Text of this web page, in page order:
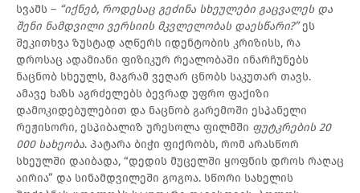
სვამს – “იქნებ, როდესაც გეძინა სხეულები გაცვალეს და
შენი ნამდვილი ვერსიის მკვლელობას დაესწარი?”ეს
შეკითხვა ზუსტად აღწერს იდენტობის კრიზისს, რა
დროსაც ადამიანი ფიზიკურ რეალობაში ინარჩუნებს
ნაცნობ სხეულს, მაგრამ ვეღარ ცნობს საკუთარ თავს.
ამავე ხაზს აგრძელებს ბევრად უფრო ფაქიზი
დამოკიდებულებით და ნაცნობ გარემოში ესპანელი
რეჟისორი, ესპიბალიზ ურესოლა ფილმში ფუტკრების 20
000 სახეობა. Პატარა ბიჭი ფიქრობს, რომ არასწორ
სხეულში დაიბადა, “დედის მუცელში ყოფნის დროს რაღაც
აირია” და სინამდვილეში გოგოა. სწორი სახელის